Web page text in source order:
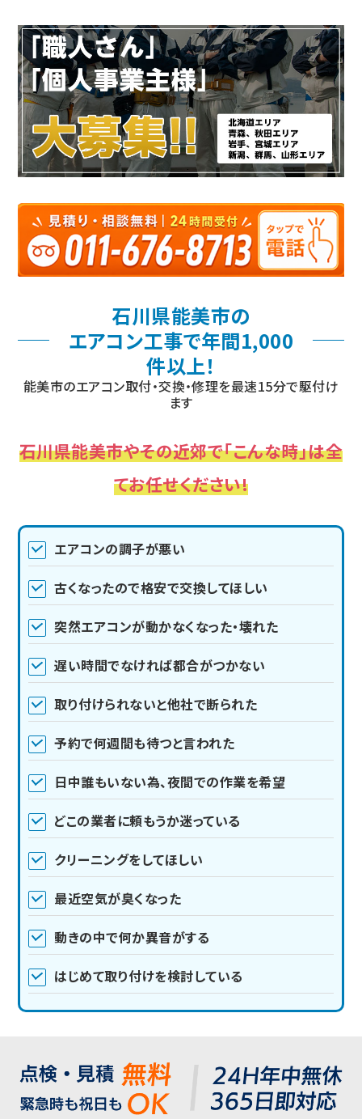
石川県能美市の
エアコン工事で年間1,000
件以上！
能美市のエアコン取付・交換・修理を最速15分で駆付け
ます
石川県能美市やその近郊で「こんな時」は全
てお任せください!
エアコンの調子が悪い
古くなったので格安で交換してほしい
突然エアコンが動かなくなった・壊れた
遅い時間でなければ都合がつかない
取り付けられないと他社で断られた
予約で何週間も待つと言われた
日中誰もいない為、夜間での作業を希望
どこの業者に頼もうか迷っている
クリーニングをしてほしい
最近空気が臭くなった
動きの中で何か異音がする
はじめて取り付けを検討している